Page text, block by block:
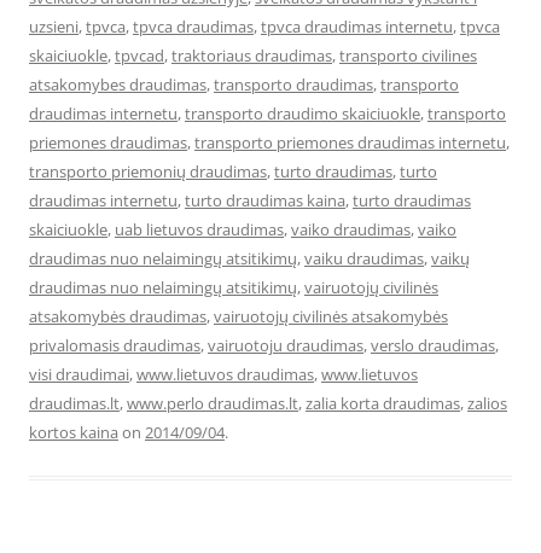
uzsieni,tpvca,tpvca draudimas,tpvca draudimas internetu,tpvca
skaiciuokle,tpvcad,traktoriaus draudimas,transporto civilines
atsakomybes draudimas,transporto draudimas,transporto
draudimas internetu,transporto draudimo skaiciuokle,transporto
priemones draudimas,transporto priemones draudimas internetu,
transporto priemonių draudimas,turto draudimas,turto
draudimas internetu,turto draudimas kaina,turto draudimas
skaiciuokle, uab lietuvos draudimas,vaiko draudimas,vaiko
draudimas nuo nelaimingų atsitikimų,vaiku draudimas,vaikų
draudimas nuo nelaimingų atsitikimų,vairuotojų civilinės
atsakomybės draudimas,vairuotojų civilinės atsakomybės
privalomasis draudimas,vairuotoju draudimas,verslo draudimas,
visi draudimai,www.lietuvos draudimas,www.lietuvos
draudimas.lt,www.perlo draudimas.lt,zalia korta draudimas,zalios
kortos kaina on 2014/09/04.